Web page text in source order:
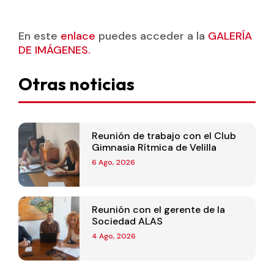
En este enlace puedes acceder a la GALERÍA
DE IMÁGENES.
Otras noticias
Reunión de trabajo con el Club
Gimnasia Rítmica de Velilla
6 Ago, 2026
Reunión con el gerente de la
Sociedad ALAS
4 Ago, 2026